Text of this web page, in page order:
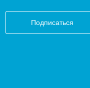
Подписаться